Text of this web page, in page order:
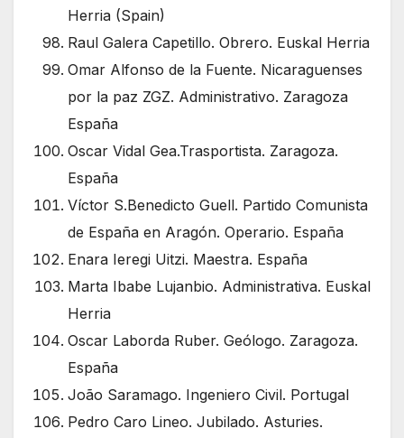
Herria (Spain)
Raul Galera Capetillo. Obrero. Euskal Herria
Omar Alfonso de la Fuente. Nicaraguenses
por la paz ZGZ. Administrativo. Zaragoza
España
Oscar Vidal Gea.Trasportista. Zaragoza.
España
Víctor S.Benedicto Guell. Partido Comunista
de España en Aragón. Operario. España
Enara Ieregi Uitzi. Maestra. España
Marta Ibabe Lujanbio. Administrativa. Euskal
Herria
Oscar Laborda Ruber. Geólogo. Zaragoza.
España
João Saramago. Ingeniero Civil. Portugal
Pedro Caro Lineo. Jubilado. Asturies.